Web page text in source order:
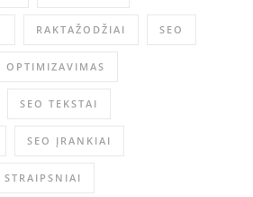
RAKTAŽODŽIAI SEO
OPTIMIZAVIMAS
SEO TEKSTAI
SEO ĮRANKIAI
STRAIPSNIAI